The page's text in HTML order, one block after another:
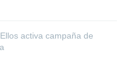
activa campaña de